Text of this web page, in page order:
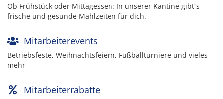
Ob Frühstück oder Mittagessen: In unserer Kantine gibt´s
frische und gesunde Mahlzeiten für dich.
Mitarbeiterevents
Betriebsfeste, Weihnachtsfeiern, Fußballturniere und vieles
mehr
Mitarbeiterrabatte